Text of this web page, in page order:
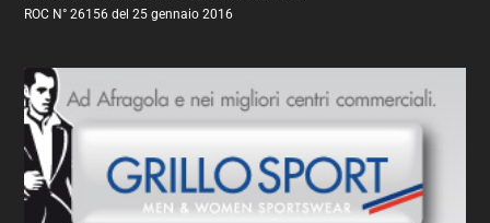
ROC N° 26156 del 25 gennaio 2016